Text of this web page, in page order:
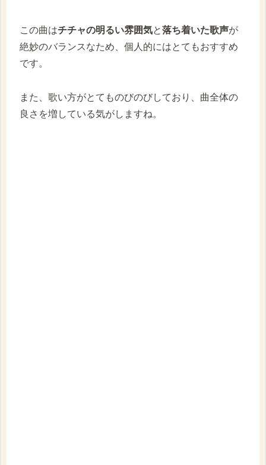
この曲はチチャの明るい雰囲気と落ち着いた歌声が
絶妙のバランスなため、個人的にはとてもおすすめ
です。
また、歌い方がとてものびのびしており、曲全体の
良さを増している気がしますね。